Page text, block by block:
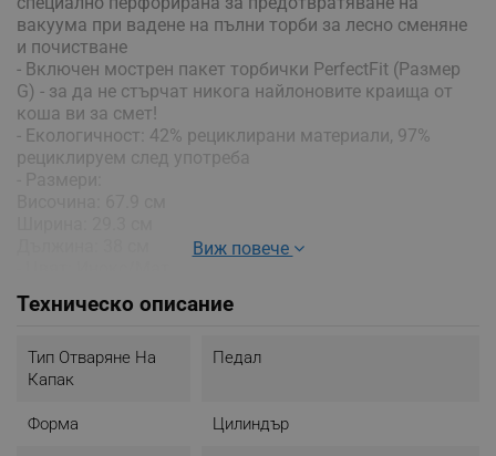
вакуума при вадене на пълни торби за лесно сменяне
и почистване
- Включен мострен пакет торбички PerfectFit (Размер
G) - за да не стърчат никога найлоновите краища от
коша ви за смет!
- Екологичност: 42% рециклирани материали, 97%
рециклируем след употреба
Виж повече
Техническо описание
Тип Отваряне На
Капак
Педал
Форма Цилиндър